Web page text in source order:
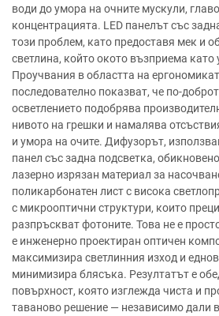
води до умора на очните мускули,
концентрацията. LED панелът със
този проблем, като предоставя мек и
светлина, който окото възприема като
Проучвания в областта на
последователно показват, че по-
осветлението подобрява
нивото на грешки и намалява
и умора на очите. Дифузорът,
панел със задна подсветка,
лазерно изрязан материал за
поликарбонатен лист с висока
с микрооптични структури, които
разпръскват фотоните. Това не е
е инженерно проектиран оптичен
максимизира светлинния изход и
минимизира блясъка. Резултатът е
повърхност, която изглежда чиста и
таваново решение — независимо дали